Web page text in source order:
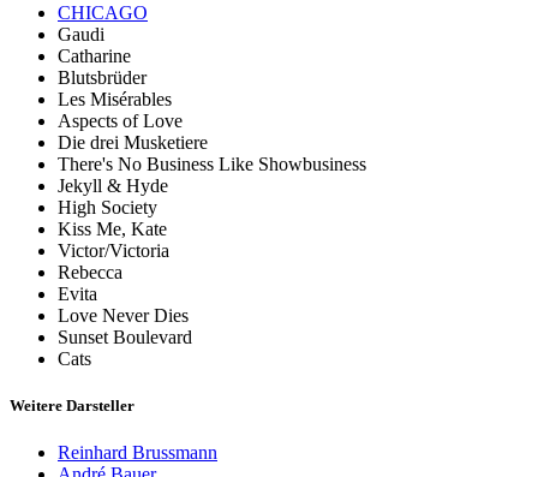
CHICAGO
Gaudi
Catharine
Blutsbrüder
Les Misérables
Aspects of Love
Die drei Musketiere
There's No Business Like Showbusiness
Jekyll & Hyde
High Society
Kiss Me, Kate
Victor/Victoria
Rebecca
Evita
Love Never Dies
Sunset Boulevard
Cats
Weitere Darsteller
Reinhard Brussmann